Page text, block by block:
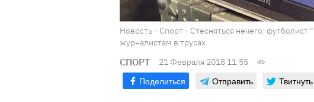
Новость - Спорт - Стесняться нечего:
журналистам в трусах
СПОРТ 21 Февраля 2018 11:55
Поделиться Отправить Твитнуть